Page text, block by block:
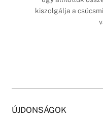
kiszolgálja a
ÚJDONSÁGOK